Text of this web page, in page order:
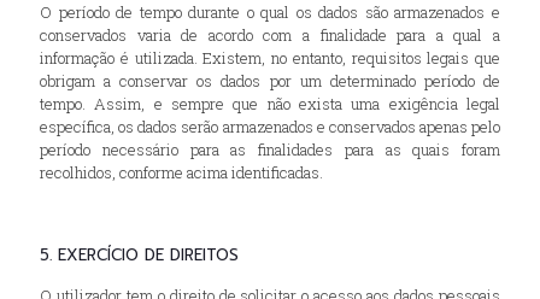
O período de tempo durante o qual os dados são armazenados e
conservados varia de acordo com a finalidade para a qual a
informação é utilizada. Existem, no entanto, requisitos legais que
obrigam a conservar os dados por um determinado período de
tempo. Assim, e sempre que não exista uma exigência legal
específica, os dados serão armazenados e conservados apenas pelo
período necessário para as finalidades para as quais foram
recolhidos, conforme acima identificadas.
5. EXERCÍCIO DE DIREITOS